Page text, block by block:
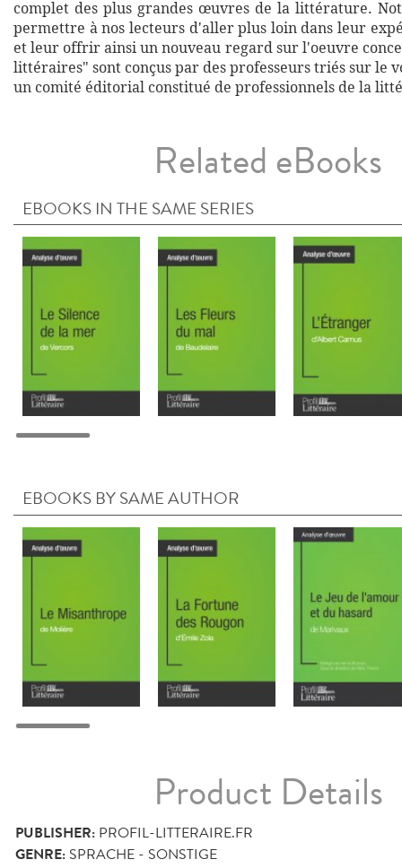
complet des plus grandes œuvres de la littérature.
permettre à nos lecteurs d'aller plus loin dans leur
et leur offrir ainsi un nouveau regard sur l'oeuvre
littéraires" sont conçus par des professeurs triés sur le
un comité éditorial constitué de professionnels de la
Related eBooks
EBOOKS IN THE SAME SERIES
EBOOKS BY SAME AUTHOR
Product Details
PUBLISHER: PROFIL-LITTERAIRE.FR
GENRE: SPRACHE - SONSTIGE